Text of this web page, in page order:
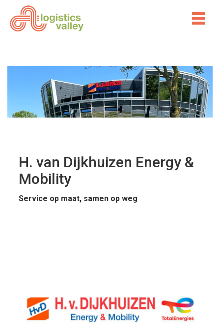
H. van Dijkhuizen Energy &
Mobility
Service op maat, samen op weg